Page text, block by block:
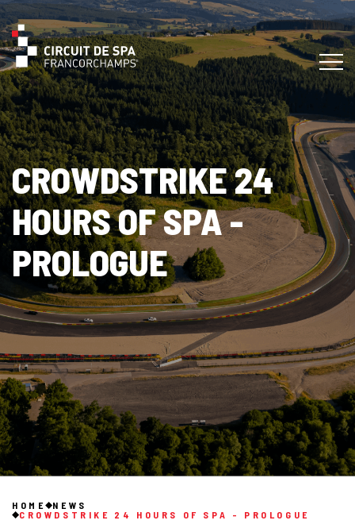
CROWDSTRIKE 24
HOURS OF SPA -
PROLOGUE
HOME
NEWS
CROWDSTRIKE 24 HOURS OF SPA - PROLOGUE